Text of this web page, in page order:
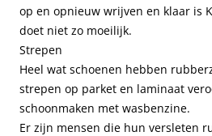
op en opnieuw wrijven en klaar is
doet niet zo moeilijk.
Strepen
Heel wat schoenen hebben
strepen op parket en laminaat
schoonmaken met wasbenzine.
Er zijn mensen die hun versleten